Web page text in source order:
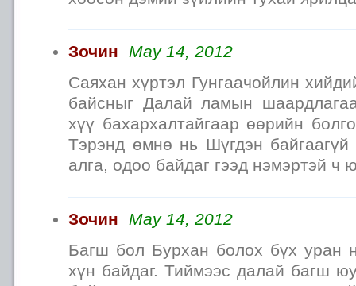
Зочин
May 14, 2012
Саяхан хүртэл Гунгаачойлин
байсныг Далай ламын
хүү бахархалтайгаар өөрийн
Тэрэнд өмнө нь Шүгдэн
алга, одоо байдаг гээд нэмэртэй ч
Зочин
May 14, 2012
Багш бол Бурхан болох бүх уран
хүн байдаг. Тиймээс далай багш